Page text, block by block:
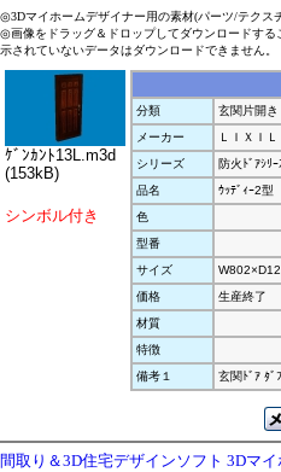
◎3Dマイホームデザイナー用の素材(パーツ/テクス
◎画像をドラッグ＆ドロップしてダウンロードす
示されていないデータはダウンロードできません。
ｹﾞﾝｶﾝﾄ13L.m3d
(153kB)
シンボル付き
分類
玄関片開き
メーカー
ＬＩＸＩＬ
シリーズ
防火ﾄﾞｱｼﾘｰ
品名
ｳｯﾃﾞｨｰ2型
色
型番
サイズ
価格
生産終了
材質
特徴
備考１
玄関ﾄﾞｱ ﾀﾞ
間取り＆3D住宅デザインソフト 3Dマ